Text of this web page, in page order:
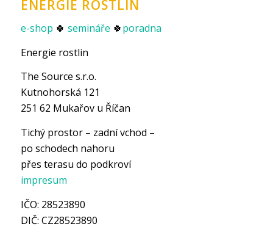
ENERGIE ROSTLIN
e-shop 🍀 semináře 🍀poradna
Energie rostlin
The Source s.r.o.
Kutnohorská 121
251 62 Mukařov u Říčan
Tichý prostor – zadní vchod –
po schodech nahoru
přes terasu do podkroví
impresum
IČO: 28523890
DIČ: CZ28523890